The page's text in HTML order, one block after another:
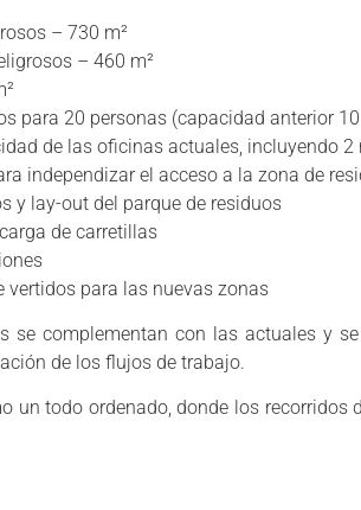
– 730 m²
– 460 m²
para 20 personas (capacidad anterior
de las oficinas actuales, incluyendo
independizar el acceso a la zona de
y lay-out del parque de residuos
de carretillas
vertidos para las nuevas zonas
se complementan con las actuales y
de los flujos de trabajo.
un todo ordenado, donde los recorridos